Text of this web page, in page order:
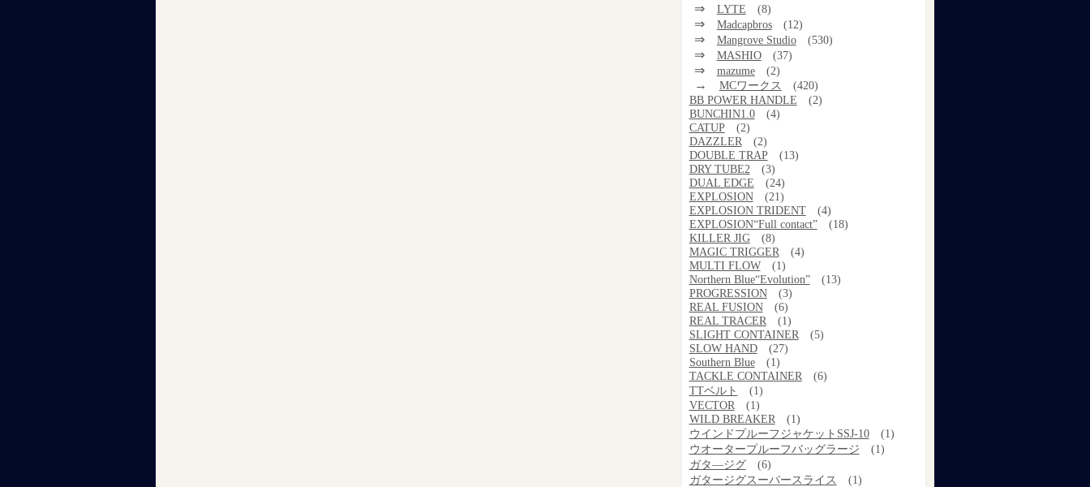
⇒ LYTE (8)
⇒ Madcapbros (12)
⇒ Mangrove Studio (530)
⇒ MASHIO (37)
⇒ mazume (2)
→ MCワークス
(420)
BB POWER HANDLE
(2)
BUNCHIN1.0
(4)
CATUP
(2)
DAZZLER
(2)
DOUBLE TRAP
(13)
DRY TUBE2
(3)
DUAL EDGE
(24)
EXPLOSION
(21)
EXPLOSION TRIDENT
(4)
EXPLOSION“Full contact”
(18)
KILLER JIG
(8)
MAGIC TRIGGER
(4)
MULTI FLOW
(1)
Northern Blue“Evolution”
(13)
PROGRESSION
(3)
REAL FUSION
(6)
REAL TRACER
(1)
SLIGHT CONTAINER
(5)
SLOW HAND
(27)
Southern Blue
(1)
TACKLE CONTAINER
(6)
TTベルト
(1)
VECTOR
(1)
WILD BREAKER
(1)
ウインドプルーフジャケットSSJ-10
(1)
ウオータープルーフバッグラージ
(1)
ガタ―ジグ
(6)
ガタージグスーパースライス
(1)